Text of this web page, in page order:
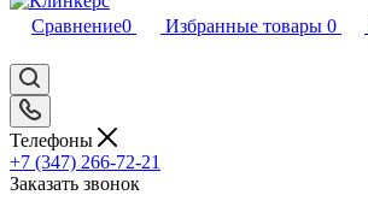
Сравнение0 Избранные товары 0
Телефоны
+7 (347) 266-72-21
Заказать звонок